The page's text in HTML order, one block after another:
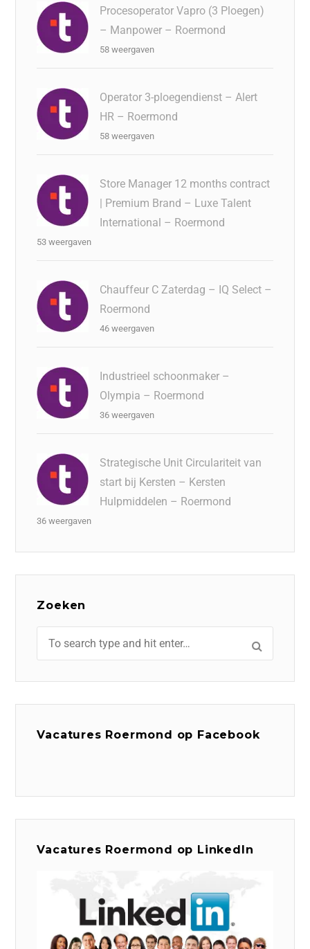
Procesoperator Vapro (3 Ploegen)
– Manpower – Roermond
58 weergaven
Operator 3-ploegendienst – Alert
HR – Roermond
58 weergaven
Store Manager 12 months contract
| Premium Brand – Luxe Talent
International – Roermond
53 weergaven
Chauffeur C Zaterdag – IQ Select –
Roermond
46 weergaven
Industrieel schoonmaker –
Olympia – Roermond
36 weergaven
Strategische Unit Circulariteit van
start bij Kersten – Kersten
Hulpmiddelen – Roermond
36 weergaven
Zoeken
Vacatures Roermond op Facebook
Vacatures Roermond op LinkedIn